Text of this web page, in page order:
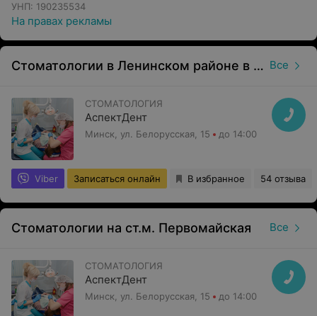
УНП: 190235534
На правах рекламы
Стоматологии в Ленинском районе в Минске Все
СТОМАТОЛОГИЯ
АспектДент
Минск, ул. Белорусская, 15 до 14:00
Viber Записаться онлайн В избранное 54 отзыва
Стоматологии на ст.м. Первомайская Все
СТОМАТОЛОГИЯ
АспектДент
Минск, ул. Белорусская, 15 до 14:00